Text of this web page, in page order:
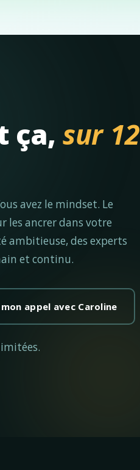
ça,sur 12
avez le mindset. Le
les ancrer dans votre
ambitieuse, des experts
et continu.
appel avec Caroline